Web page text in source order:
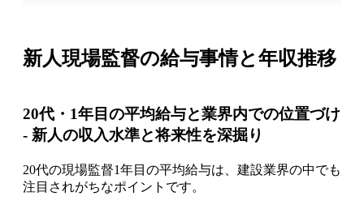
新人現場監督の給与事情と年収推移
20代・1年目の平均給与と業界内での位置づけ
- 新人の収入水準と将来性を深掘り
20代の現場監督1年目の平均給与は、建設業界の中でも
注目されがちなポイントです。